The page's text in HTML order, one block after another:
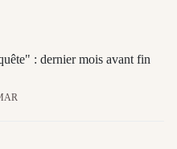
: dernier mois avant fin